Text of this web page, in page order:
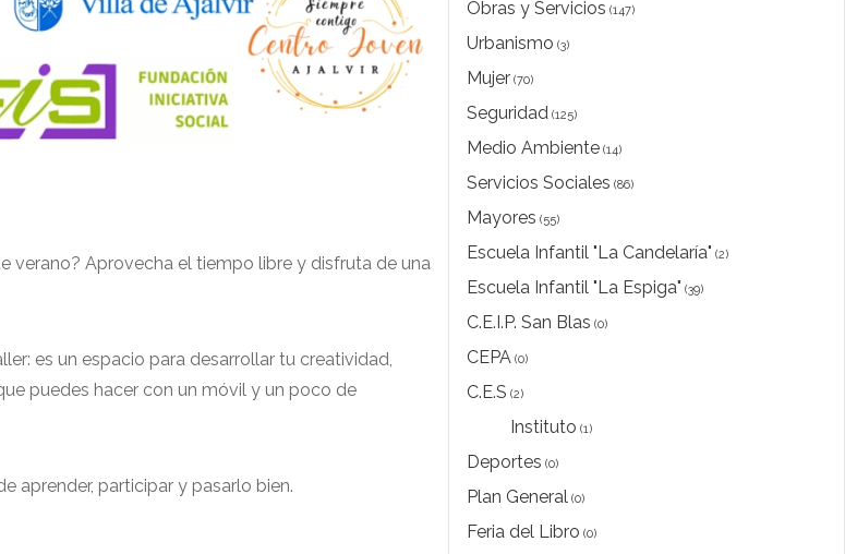
verano? Aprovecha el tiempo libre y disfruta de una
es un espacio para desarrollar tu creatividad,
puedes hacer con un móvil y un poco de
aprender, participar y pasarlo bien.
Obras y Servicios (147)
Urbanismo (3)
Mujer(70)
Seguridad(125)
Medio Ambiente(14)
Servicios Sociales (86)
Mayores (55)
Escuela Infantil "La Candelaría" (2)
Escuela Infantil "La Espiga" (39)
C.E.I.P. San Blas (0)
CEPA(0)
C.E.S (2)
Instituto (1)
Deportes (0)
Plan General(0)
Feria del Libro (0)